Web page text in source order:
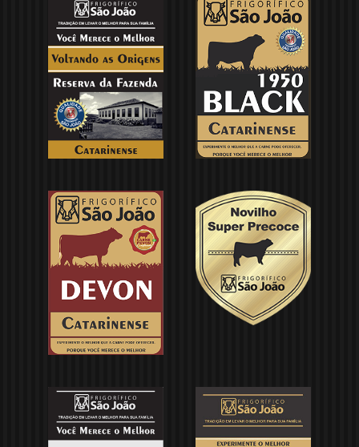
Segunda via boleto
Catálogo